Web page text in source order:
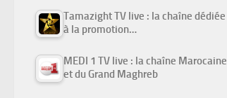
Tamazight TV live : la chaîne dédiée
à la promotion…
MEDI 1 TV live : la chaîne Marocaine
et du Grand Maghreb